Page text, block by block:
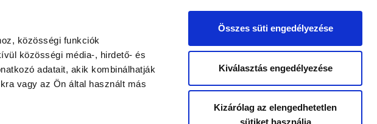
közösségi funkciók
közösségi média-, hirdető- és
adatait, akik kombinálhatják
vagy az Ön által használt más
Összes süti engedélyezése
Kiválasztás engedélyezése
Kizárólag az elengedhetetlen
sütiket használja